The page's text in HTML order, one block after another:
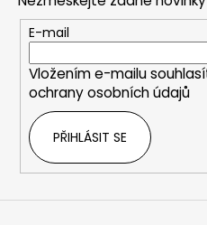
E-mail
Vložením e-mailu
ochrany osobních údajů
PŘIHLÁSIT SE